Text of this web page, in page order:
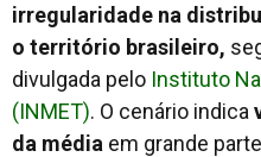
irregularidade na
o território brasileiro,
divulgada pelo Instituto
(INMET). O cenário indica
da média em grande